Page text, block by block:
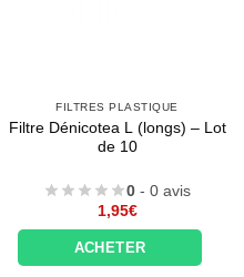
FILTRES PLASTIQUE
Filtre Dénicotea L (longs) – Lot
de 10
0 - 0 avis
1,95€
ACHETER